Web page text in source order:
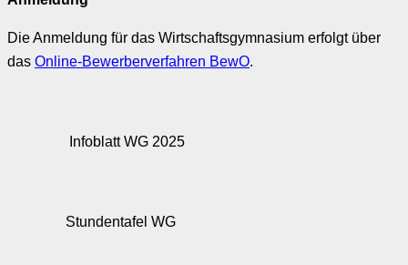
Die Anmeldung für das Wirtschaftsgymnasium erfolgt über
das Online-Bewerberverfahren BewO.
Infoblatt WG 2025
Stundentafel WG